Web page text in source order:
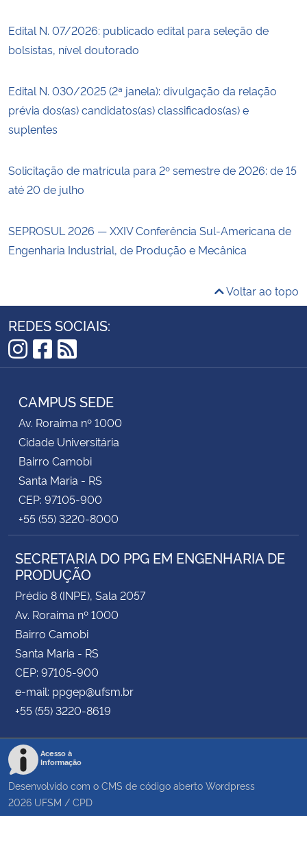
Edital N. 07/2026: publicado edital para seleção de
bolsistas, nível doutorado
Edital N. 030/2025 (2ª janela): divulgação da relação
prévia dos(as) candidatos(as) classificados(as) e
suplentes
Solicitação de matrícula para 2º semestre de 2026: de 15
até 20 de julho
SEPROSUL 2026 — XXIV Conferência Sul-Americana de
Engenharia Industrial, de Produção e Mecânica
Voltar ao topo
REDES SOCIAIS:
Instagram
Facebook
RSS
CAMPUS SEDE
Av. Roraima nº 1000
Cidade Universitária
Bairro Camobi
Santa Maria - RS
CEP: 97105-900
+55 (55) 3220-8000
SECRETARIA DO PPG EM ENGENHARIA DE
PRODUÇÃO
Prédio 8 (INPE), Sala 2057
Av. Roraima nº 1000
Bairro Camobi
Santa Maria - RS
CEP: 97105-900
e-mail: ppgep@ufsm.br
+55 (55) 3220-8619
Acesso à
Informação
Desenvolvido com o CMS de código aberto Wordpress
2026 UFSM / CPD